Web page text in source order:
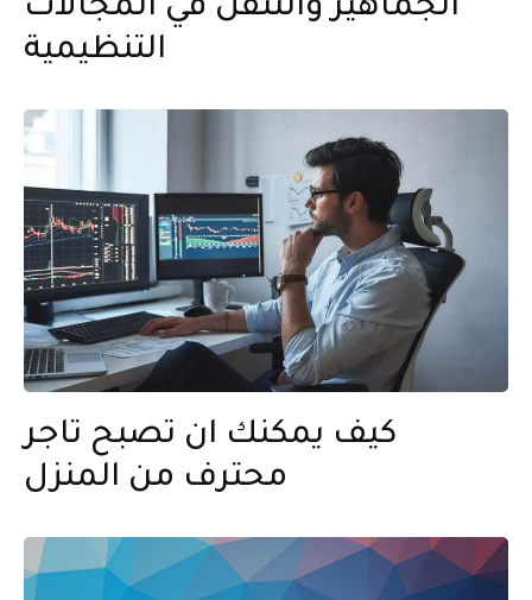
الجماهير والتنقل في المجالات
التنظيمية
كيف يمكنك ان تصبح تاجر
محترف من المنزل